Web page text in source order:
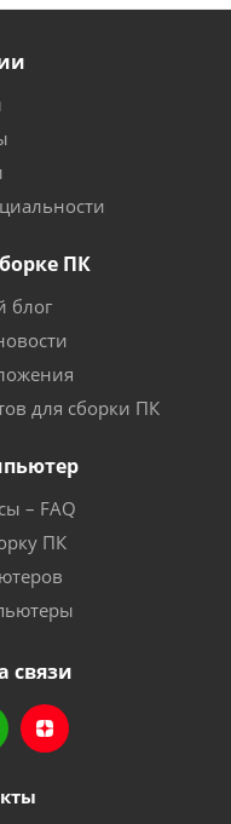
ПК
блог
для сборки ПК
– FAQ
ПК
связи